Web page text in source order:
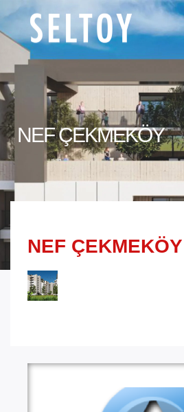
NEF ÇEKMEKÖY
NEF ÇEKMEKÖY